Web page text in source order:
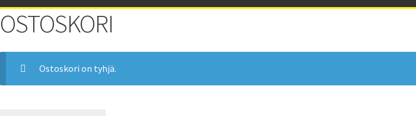
OSTOSKORI
Ostoskori on tyhjä.